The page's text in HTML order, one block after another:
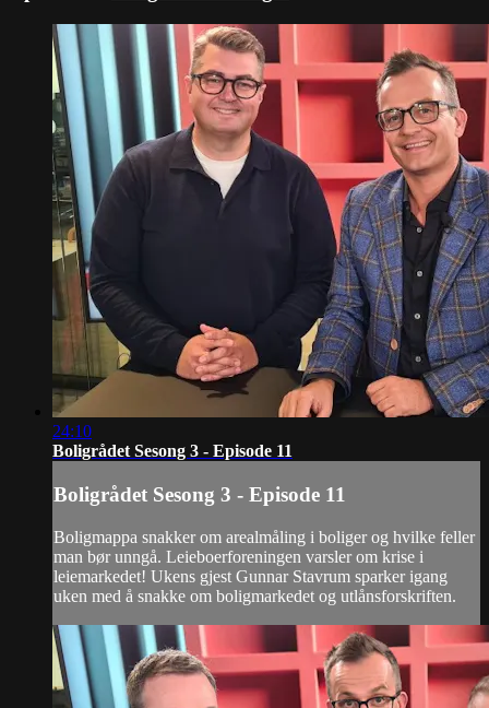
24:10
Boligrådet Sesong 3 - Episode 11
Boligrådet Sesong 3 - Episode 11
Boligmappa snakker om arealmåling i boliger og hvilke feller
man bør unngå. Leieboerforeningen varsler om krise i
leiemarkedet! Ukens gjest Gunnar Stavrum sparker igang
uken med å snakke om boligmarkedet og utlånsforskriften.